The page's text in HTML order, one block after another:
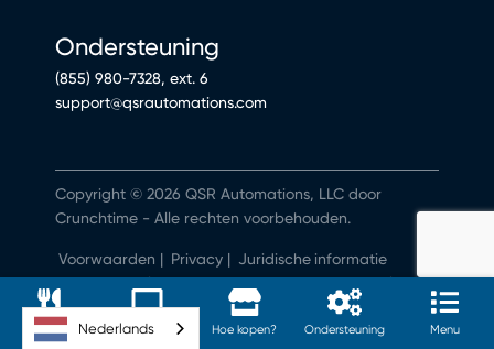
Ondersteuning
(855) 980-7328, ext. 6
support@qsrautomations.com
Voorwaarden | Privacy | Juridische informatie
Mijn persoonlijke gegevens niet verkopen of delen
Copyright © 2026 QSR Automations, LLC door
Crunchtime - Alle rechten voorbehouden.
Software Hardware Hoe kopen? Ondersteuning Menu
Nederlands